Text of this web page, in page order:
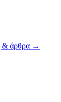
& άρθρα →